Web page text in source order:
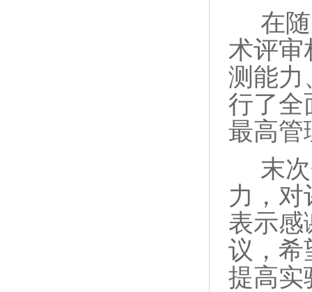
在
术评审
测能力
行了全
最高管
末
力，
表示感
议，希
提高实